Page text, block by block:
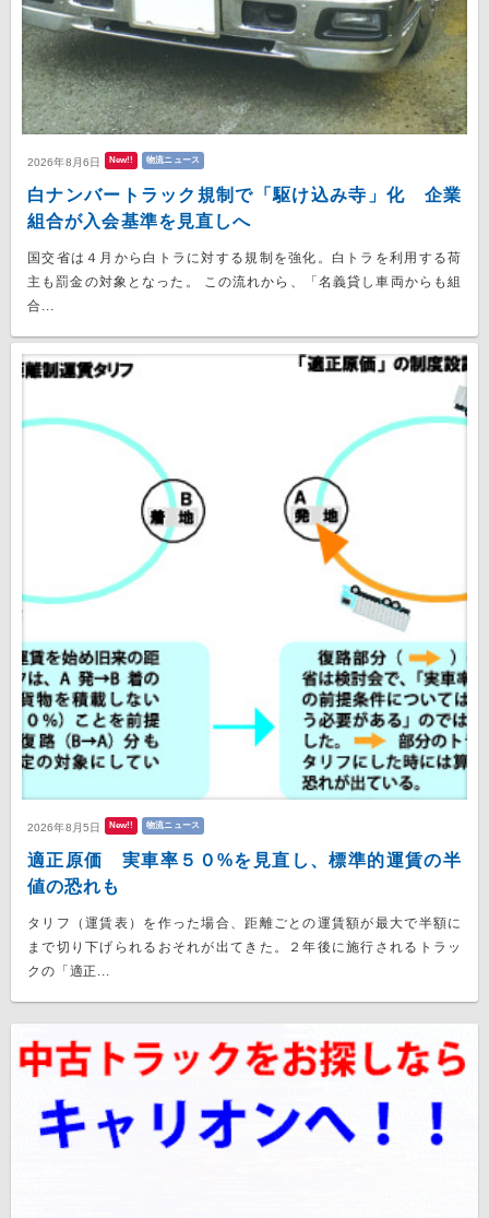
2026年8月6日 New!! 物流ニュース
白ナンバートラック規制で「駆け込み寺」化 企業
組合が入会基準を見直しへ
国交省は４月から白トラに対する規制を強化。白トラを利用する荷
主も罰金の対象となった。 この流れから、「名義貸し車両からも組
合...
2026年8月5日 New!! 物流ニュース
適正原価 実車率５０%を見直し、標準的運賃の半
値の恐れも
タリフ（運賃表）を作った場合、距離ごとの運賃額が最大で半額に
まで切り下げられるおそれが出てきた。２年後に施行されるトラッ
クの「適正...